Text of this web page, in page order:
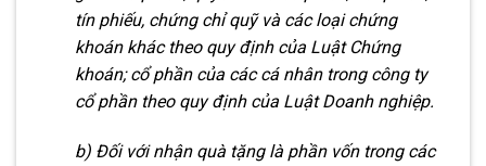
tín phiếu, chứng chỉ quỹ và các loại chứng
khoán khác theo quy định của Luật Chứng
khoán; cổ phần của các cá nhân trong công ty
cổ phần theo quy định của Luật Doanh nghiệp.
b) Đối với nhận quà tặng là phần vốn trong các